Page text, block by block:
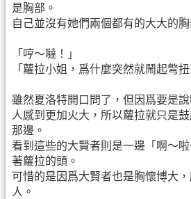
是胸部。
自己並沒有她們兩個都有的大大的胸
「哼～噠！」
「蘿拉小姐，爲什麼突然就鬧起彆扭
雖然夏洛特開口問了，但因爲要是
人感到更加火大，所以蘿拉就只是
那邊。
看到這些的大賢者則是一邊「啊～
著蘿拉的頭。
可惜的是因爲大賢者也是胸懷博大
人。